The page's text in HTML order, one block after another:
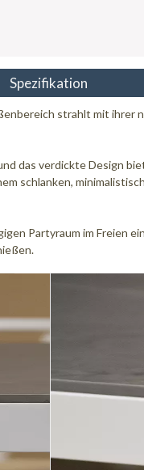
Spezifikation
strahlt mit ihrer
das verdickte Design
schlanken,
Partyraum im Freien